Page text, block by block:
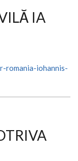
IA
romania-iohannis-